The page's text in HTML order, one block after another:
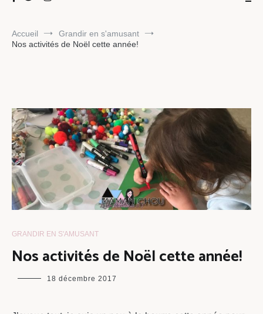
Accueil
Grandir en s'amusant
Nos activités de Noël cette année!
GRANDIR EN S'AMUSANT
Nos activités de Noël cette année!
maman
18 décembre 2017